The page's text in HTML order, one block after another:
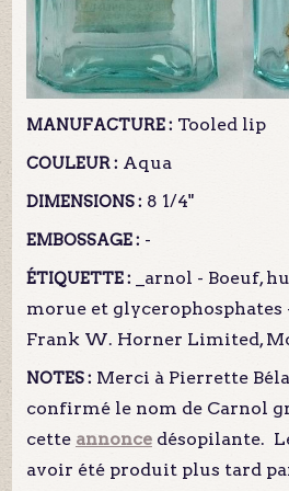
MANUFACTURE : Tooled lip
COULEUR : Aqua
DIMENSIONS : 8 1/4"
EMBOSSAGE : -
ÉTIQUETTE : _arnol - Boeuf,
morue et
Frank W. Horner Limited,
NOTES : Merci à Pierrette
confirmé le nom de Carnol
cette annoncedésopilante.
avoir été produit plus tard